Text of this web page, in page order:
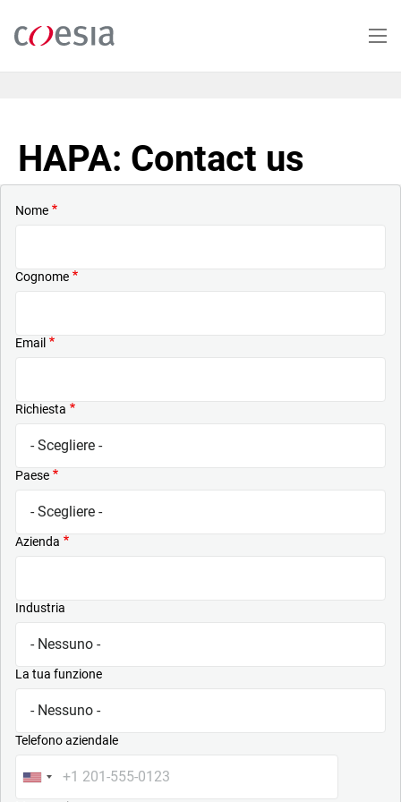
contenuto
HAPA: Contact us
Nome
Cognome
Email
Richiesta
Paese
Azienda
Industria
La tua funzione
Telefono aziendale